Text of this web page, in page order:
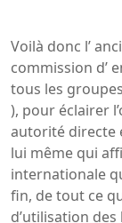
Voilà donc l’
commission d’
tous les
), pour éclairer
autorité directe
lui même qui
internationale
fin, de tout ce
d’utilisation des